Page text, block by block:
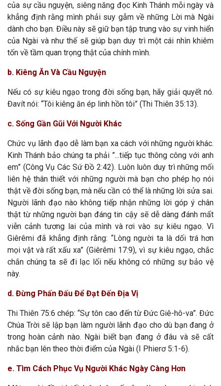
của sự cầu nguyện, siêng năng đọc Kinh Thánh mỗi ngày và
khẳng định rằng mình phải suy gẫm về những Lời mà Ngài
dành cho bạn. Điều này sẽ giữ bạn tập trung vào sự vinh hiển
của Ngài và như thế sẽ giúp bạn duy trì một cái nhìn khiêm
tốn về tầm quan trọng thật của chính mình.
b. Kiêng Ăn Và Cầu Nguyện
Nếu có sự kiêu ngạo trong đời sống bạn, hãy giải quyết nó.
Đavít nói: “Tôi kiêng ăn ép linh hồn tôi” (Thi Thiên 35:13).
c. Sống Gần Gũi Với Người Khác
Chức vụ lãnh đạo dễ làm bạn xa cách với những người khác.
Kinh Thánh bảo chúng ta phải ”...tiếp tục thông công với anh
em” (Công Vụ Các Sứ Đồ 2:42). Luôn luôn duy trì những mối
liên hệ thân thiết với những người mà bạn cho phép họ nói
thật về đời sống bạn, mà nếu cần có thể là những lời sửa sai.
Người lãnh đạo nào không tiếp nhận những lời góp ý chân
thật từ những người bạn đáng tin cậy sẽ dễ dàng đánh mất
viễn cảnh tương lai của mình và rơi vào sự kiêu ngạo. Vì
Giêrêmi đã khẳng định rằng: “Lòng người ta là dối trá hơn
mọi vật và rất xấu xa” (Giêrêmi 17:9), vì sự kiêu ngạo, chắc
chắn chúng ta sẽ đi lạc lối nếu không có những sự bảo vệ
này.
d. Đừng Phấn Đấu Để Đạt Đến Địa Vị
Thi Thiên 75:6 chép: “Sự tôn cao đến từ Đức Giê-hô-va”. Đức
Chúa Trời sẽ lập bạn làm người lãnh đạo cho dù bạn đang ở
trong hoàn cảnh nào. Ngài biết bạn đang ở đâu và sẽ cất
nhắc bạn lên theo thời điểm của Ngài (I Phierơ 5:1-6).
e. Tìm Cách Phục Vụ Người Khác Ngày Càng Hơn